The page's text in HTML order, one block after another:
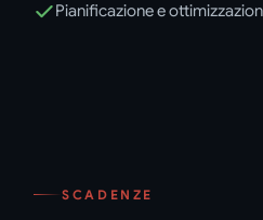
Pianificazione e
SCADENZE